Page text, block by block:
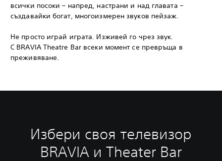
всички посоки – напред, настрани и над главата –
създавайки богат, многоизмерен звуков пейзаж.
Не просто играй играта. Изживей го чрез звук.
С BRAVIA Theatre Bar всеки момент се превръща в
преживяване.
Избери своя телевизор
BRAVIA и Theater Bar